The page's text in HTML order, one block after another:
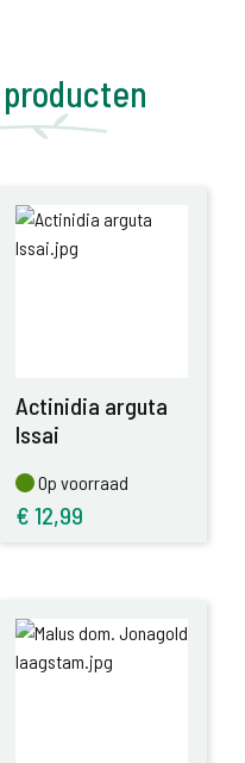
Actinidia arguta
Issai
Op voorraad
Op voorraad
€ 12,99